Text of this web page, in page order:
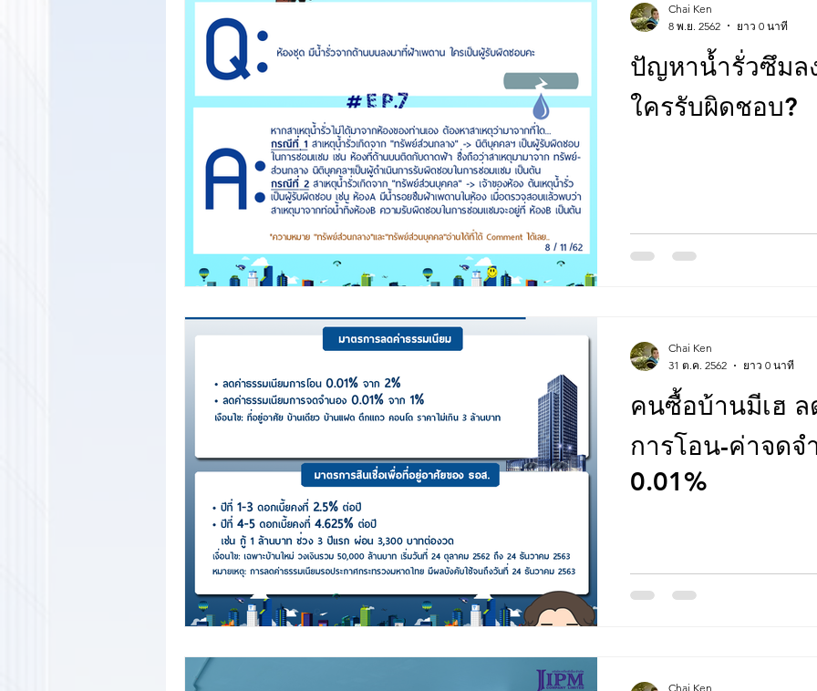
ปัญหาน้ำรั่วซึมล
ใครรับผิดชอบ?
Chai Ken
8 พ.ย. 2562
ยาว 0 นาที
คนซื้อบ้านมีเฮ ล
การโอน-ค่าจดจ
0.01%
Chai Ken
31 ต.ค. 2562
ยาว 0 นาที
Chai Ken